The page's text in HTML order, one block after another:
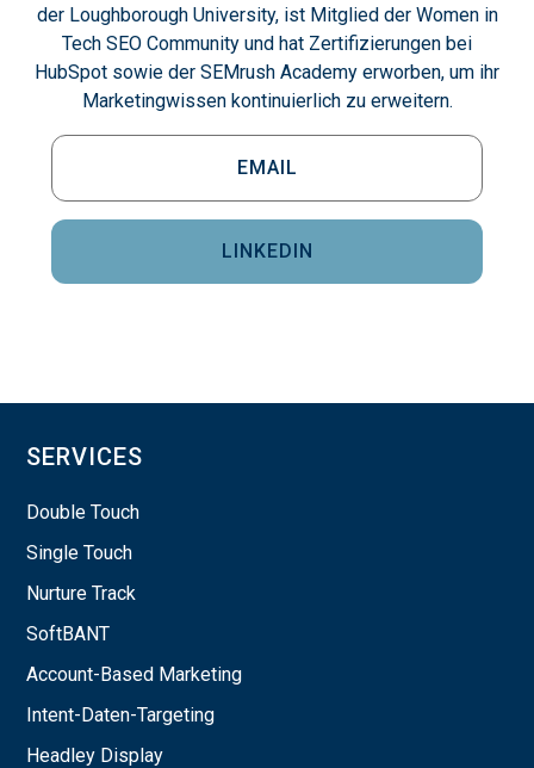
der Loughborough University, ist Mitglied der Women in
Tech SEO Community und hat Zertifizierungen bei
HubSpot sowie der SEMrush Academy erworben, um ihr
Marketingwissen kontinuierlich zu erweitern.
EMAIL
LINKEDIN
SERVICES
Double Touch
Single Touch
Nurture Track
SoftBANT
Account-Based Marketing
Intent-Daten-Targeting
Headley Display